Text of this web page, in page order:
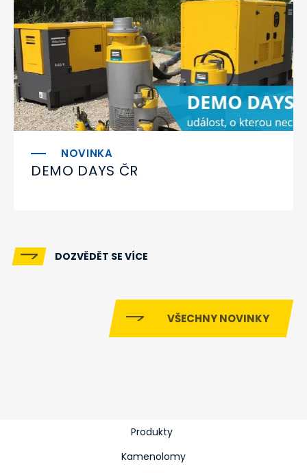
DEMO DAYS ČR
DOZVĚDĚT SE VÍCE
VŠECHNY NOVINKY
Produkty
Kamenolomy